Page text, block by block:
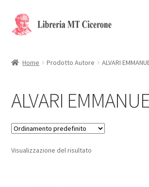
Vai
alla
Vai
al
La Storia
Contattaci
Cassa
Home Prodotto Autore ALVARI
ALVARI
Visualizzazione del risultato